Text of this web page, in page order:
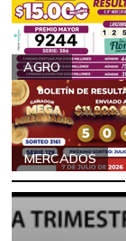
AGRO
MERCADOS